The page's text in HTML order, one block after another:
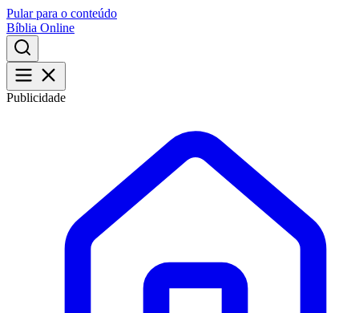
Pular para o conteúdo
Bíblia Online
Publicidade